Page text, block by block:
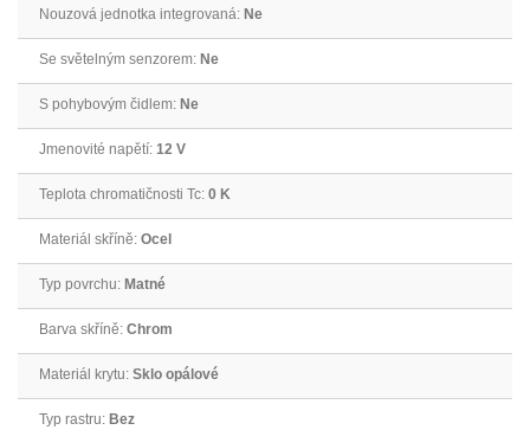
Nouzová jednotka integrovaná: Ne
Se světelným senzorem: Ne
S pohybovým čidlem: Ne
Jmenovité napětí: 12 V
Teplota chromatičnosti Tc: 0 K
Materiál skříně: Ocel
Typ povrchu: Matné
Barva skříně: Chrom
Materiál krytu: Sklo opálové
Typ rastru: Bez